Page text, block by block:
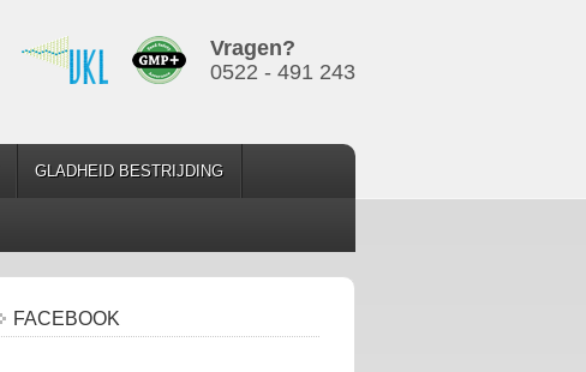
Vragen?
0522 - 491 243
GLADHEID BESTRIJDING
FACEBOOK